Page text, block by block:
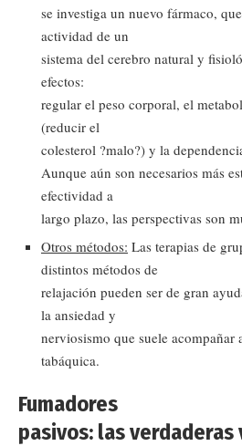
se investiga un nuevo fármaco,
actividad de un
sistema del cerebro natural y
efectos:
regular el peso corporal, el
(reducir el
colesterol ?malo?) y la
Aunque aún son necesarios más
efectividad a
largo plazo, las perspectivas son
Otros métodos: Las terapias de
distintos métodos de
relajación pueden ser de gran
la ansiedad y
nerviosismo que suele acompañar
tabáquica.
Fumadores
pasivos: las verdaderas